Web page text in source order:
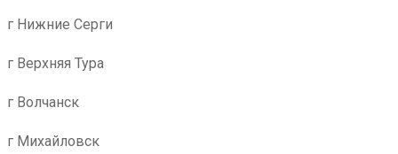
г Нижние Серги
г Верхняя Тура
г Волчанск
г Михайловск